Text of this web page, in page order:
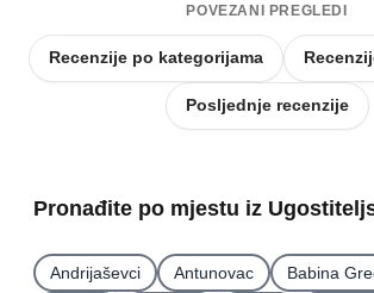
POVEZANI PREGLEDI
Recenzije po kategorijama
Posljednje recenzije
Pronađite po mjestu iz
Andrijaševci Antunovac Babina